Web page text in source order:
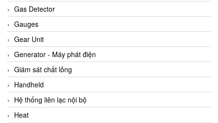
ARCA Regler
Arcos Hydraulik
Ardetem-Sfere-Vietnam
Argal
AS ENERGI
ASCO CO2
Asker
AT2E
Gas Detector
Gauges
Gear Unit
Generator - Máy phát điện
Giám sát chất lỏng
Handheld
Hệ thống liên lạc nội bộ
Heat